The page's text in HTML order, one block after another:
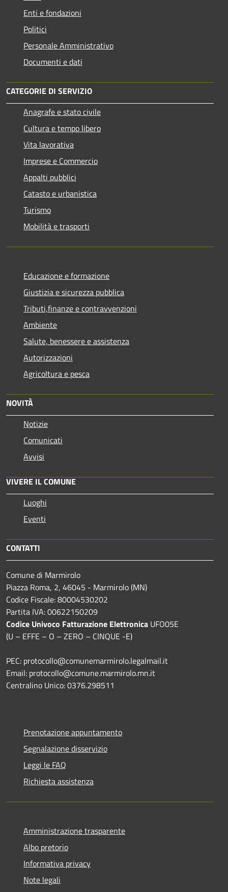
Enti e fondazioni
Politici
Personale Amministrativo
Documenti e dati
CATEGORIE DI SERVIZIO
Anagrafe e stato civile
Cultura e tempo libero
Vita lavorativa
Imprese e Commercio
Appalti pubblici
Catasto e urbanistica
Turismo
Mobilità e trasporti
Educazione e formazione
Giustizia e sicurezza pubblica
Tributi,finanze e contravvenzioni
Ambiente
Salute, benessere e assistenza
Autorizzazioni
Agricoltura e pesca
NOVITÀ
Notizie
Comunicati
Avvisi
VIVERE IL COMUNE
Luoghi
Eventi
CONTATTI
Comune di Marmirolo
Piazza Roma, 2, 46045 - Marmirolo (MN)
Codice Fiscale: 80004530202
Partita IVA: 00622150209
Codice Univoco Fatturazione Elettronica UFO05E
(U – EFFE – O – ZERO – CINQUE -E)
PEC: protocollo@comunemarmirolo.legalmail.it
Email: protocollo@comune.marmirolo.mn.it
Centralino Unico: 0376.298511
Prenotazione appuntamento
Segnalazione disservizio
Leggi le FAQ
Richiesta assistenza
Amministrazione trasparente
Albo pretorio
Informativa privacy
Note legali